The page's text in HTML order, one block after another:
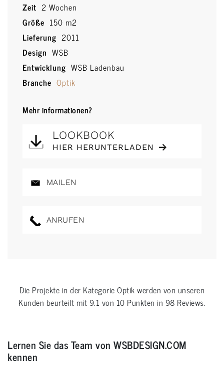
Zeit 2 Wochen
Größe 150 m2
Lieferung 2011
Design WSB
Entwicklung WSB Ladenbau
Branche Optik
Mehr informationen?
LOOKBOOK
HIER HERUNTERLADEN
MAILEN
ANRUFEN
Die Projekte in der KategorieOptikwerden von unseren
Kunden beurteilt mit9.1 von 10 Punkten in 98 Reviews.
Lernen Sie das Team von WSBDESIGN.COM
kennen